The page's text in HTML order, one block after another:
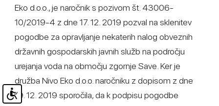
Eko d.o.o., je naročnik s pozivom št. 43006-
10/2019-4 z dne 17. 12. 2019 pozval na sklenitev
pogodbe za opravljanje nekaterih nalog obveznih
državnih gospodarskih javnih služb na področju
urejanja voda na območju zgornje Save. Ker je
družba Nivo Eko d.o.o. naročniku z dopisom z dne
19. 12. 2019 sporočila, da k podpisu pogodbe